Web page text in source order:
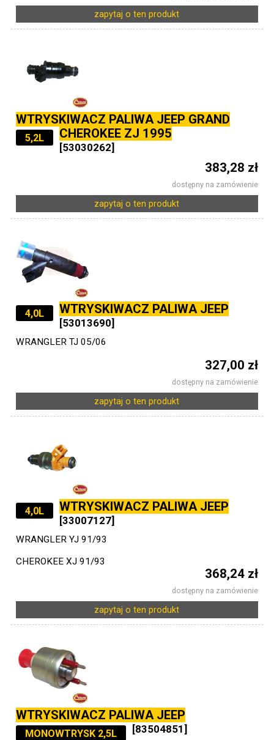
zapytaj o ten produkt
WTRYSKIWACZ PALIWA JEEP GRAND
CHEROKEE ZJ 1995
5,2L
[53030262]
383,28 zł
dostępny na zamówienie
zapytaj o ten produkt
WTRYSKIWACZ PALIWA JEEP
4,0L
[53013690]
WRANGLER TJ 05/06
327,00 zł
dostępny na zamówienie
zapytaj o ten produkt
WTRYSKIWACZ PALIWA JEEP
4,0L
[33007127]
WRANGLER YJ 91/93
CHEROKEE XJ 91/93
368,24 zł
dostępny na zamówienie
zapytaj o ten produkt
WTRYSKIWACZ PALIWA JEEP
MONOWTRYSK 2,5L [83504851]